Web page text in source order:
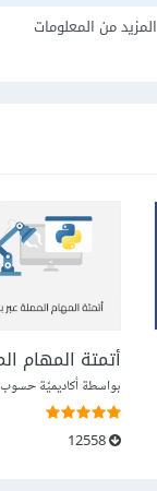
المزيد من المعلومات
بواسطة أكاديميّة حسوب